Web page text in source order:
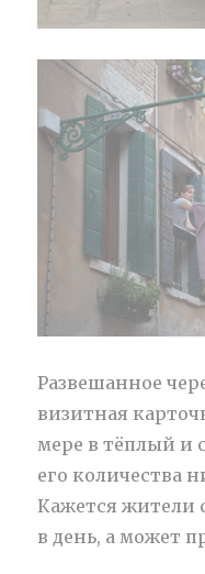
Развешанное
визитная
мере в тёплый и
его количества
Кажется жители
в день, а может